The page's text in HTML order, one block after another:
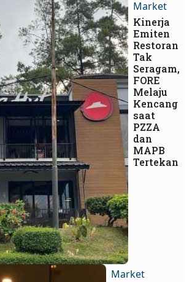
Market
Kinerja
Emiten
Restoran
Tak
Seragam,
FORE
Melaju
Kencang
saat
PZZA
dan
MAPB
Tertekan
Market